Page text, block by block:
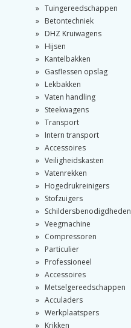
Tuingereedschappen
Betontechniek
DHZ Kruiwagens
Hijsen
Kantelbakken
Gasflessen opslag
Lekbakken
Vaten handling
Steekwagens
Transport
Intern transport
Accessoires
Veiligheidskasten
Vatenrekken
Hogedrukreinigers
Stofzuigers
Schildersbenodigdheden
Veegmachine
Compressoren
Particulier
Professioneel
Accessoires
Metselgereedschappen
Acculaders
Werkplaatspers
Krikken